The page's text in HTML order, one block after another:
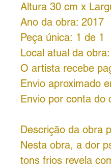
Altura 30 cm x
Ano da obra: 2017
Peça única: 1 de 1
Local atual da
O artista recebe
Envio aproximado
Envio por conta do
Descrição da obra
Nesta obra, a dor
tons frios revela